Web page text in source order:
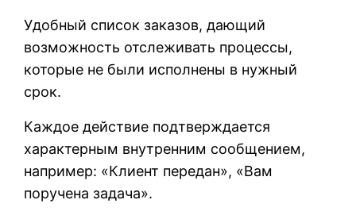
Удобный список заказов, дающий
возможность отслеживать процессы,
которые не были исполнены в нужный
срок.
Каждое действие подтверждается
характерным внутренним сообщением,
например: «Клиент передан», «Вам
поручена задача».